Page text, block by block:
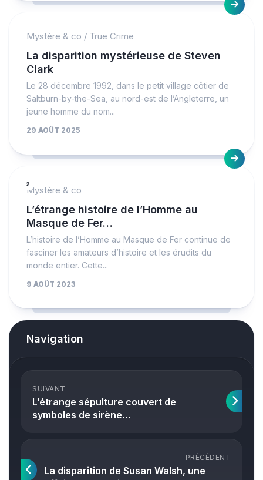
Mystère & co / True Crime
La disparition mystérieuse de Steven
Clark
Le 28 décembre 1992, dans le petit village côtier de
Saltburn-by-the-Sea, au nord-est de l’Angleterre, un
jeune homme du nom...
29 AOÛT 2025
2
Mystère & co
L’étrange histoire de l’Homme au
Masque de Fer…
L’histoire de l’Homme au Masque de Fer continue de
fasciner les amateurs d’histoire et les érudits du
monde entier. Cette...
9 AOÛT 2023
Navigation
SUIVANT
L’étrange sépulture couvert de
symboles de sirène…
PRÉCÉDENT
La disparition de Susan Walsh, une